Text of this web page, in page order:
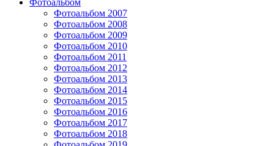
Фотоальбом
Фотоальбом 2007
Фотоальбом 2008
Фотоальбом 2009
Фотоальбом 2010
Фотоальбом 2011
Фотоальбом 2012
Фотоальбом 2013
Фотоальбом 2014
Фотоальбом 2015
Фотоальбом 2016
Фотоальбом 2017
Фотоальбом 2018